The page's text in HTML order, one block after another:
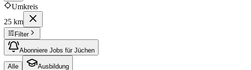
Umkreis
25 km
Filter
Abonniere Jobs für Jüchen
Alle Ausbildung